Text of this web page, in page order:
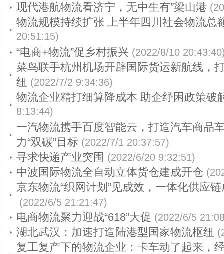
现代港航物流看济宁，无中生有”梁山港
物流规模持续扩张 上半年四川社会物流总
20:51:15)
“电商+物流”促乡村振兴 (2022/8/10
菜鸟联手杭州机场开辟国际货运新航线，
纽 (2022/7/2 9:34:36)
物流企业精打细算降成本 助企纾困政策破
8:13:44)
一汽物流携手百度智能云，打造汽车商品
力“双碳”目标 (2022/7/1 20:37:57)
寻求快递产业突围 (2022/6/20 9:32:51)
中波国际物流全自动立体货仓建成开仓
京东物流“织网计划”见成效，一体化供应
(2022/6/5 21:21:47)
电商物流聚力迎战“618”大促 (2022/6/5
湖北武汉：加速打造陆港型国家物流枢纽
复工复产下的物流企业：卡车动了起来，